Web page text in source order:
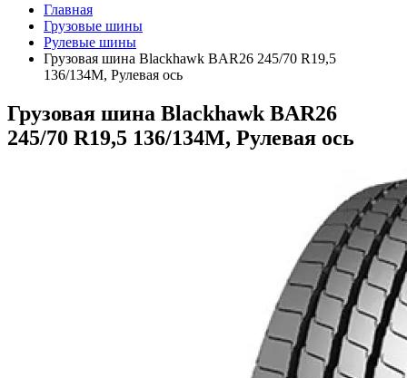
Главная
Грузовые шины
Рулевые шины
Грузовая шина Blackhawk BAR26 245/70 R19,5
136/134M, Рулевая ось
Грузовая шина Blackhawk BAR26
245/70 R19,5 136/134M, Рулевая ось